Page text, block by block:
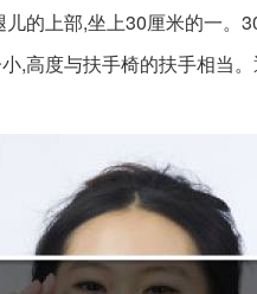
的上部,坐上30厘米的一
,高度与扶手椅的扶手相当